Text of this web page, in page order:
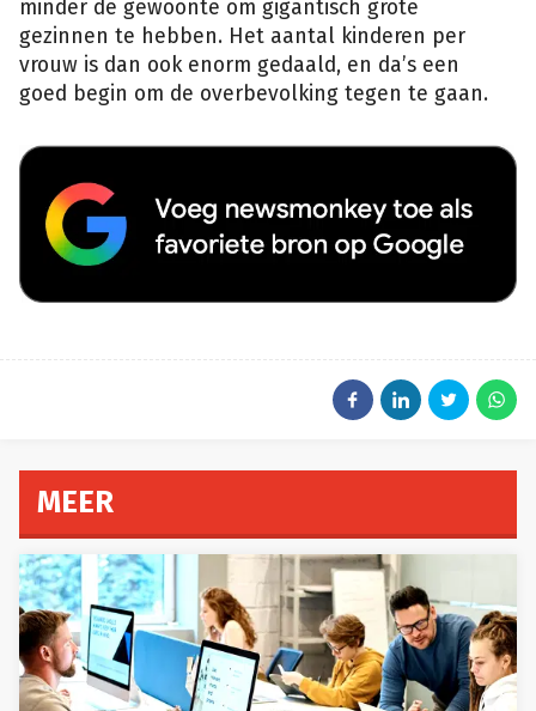
minder de gewoonte om gigantisch grote
gezinnen te hebben. Het aantal kinderen per
vrouw is dan ook enorm gedaald, en da’s een
goed begin om de overbevolking tegen te gaan.
MEER